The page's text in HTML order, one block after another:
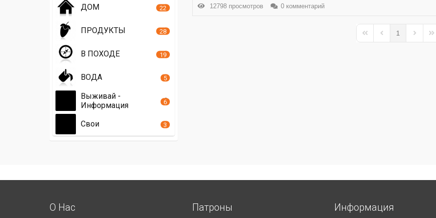
12798 просмотров 0 комментарий
First PagePrevious Page
1
Next
ДОМ 22
ПРОДУКТЫ 28
В ПОХОДЕ 19
ВОДА 5
Выживай -
Информация
6
Свои 3
О Нас Патроны Информация